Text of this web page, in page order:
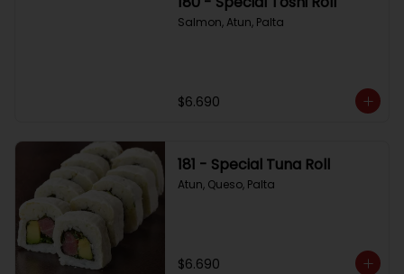
Salmon, Atun, Palta
$6.690
181 - Special Tuna Roll
Atun, Queso, Palta
$6.690